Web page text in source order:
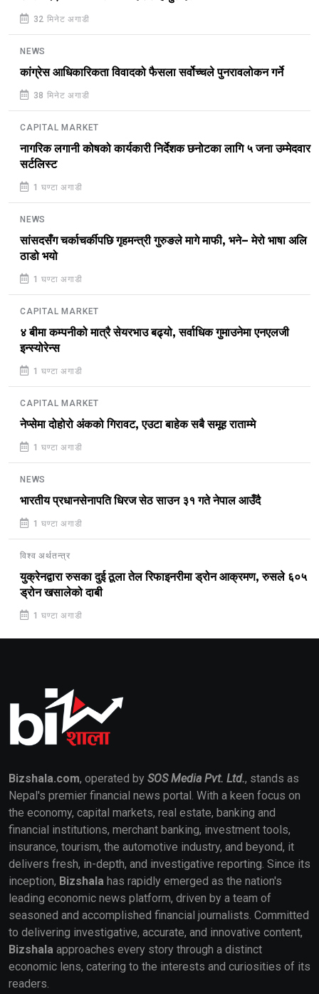
32 मिनेट अगाडी
NEWS
कांग्रेस आधिकारिकता विवादको फैसला सर्वोच्चले पुनरावलोकन गर्ने
38 मिनेट अगाडी
CAPITAL MARKET
नागरिक लगानी कोषको कार्यकारी निर्देशक छनोटका लागि ५ जना उम्मेदवार
सर्टलिस्ट
1 घण्टा अगाडी
NEWS
सांसदसँग चर्काचर्कीपछि गृहमन्त्री गुरुङले मागे माफी, भने– मेरो भाषा अलि
ठाडो भयो
1 घण्टा अगाडी
CAPITAL MARKET
४ बीमा कम्पनीको मात्रै सेयरभाउ बढ्यो, सर्वाधिक गुमाउनेमा एनएलजी
इन्स्योरेन्स
1 घण्टा अगाडी
CAPITAL MARKET
नेप्सेमा दोहोरो अंकको गिरावट, एउटा बाहेक सबै समूह राताम्मे
1 घण्टा अगाडी
NEWS
भारतीय प्रधानसेनापति धिरज सेठ साउन ३१ गते नेपाल आउँदै
1 घण्टा अगाडी
विश्व अर्थतन्त्र
युक्रेनद्वारा रुसका दुई ठूला तेल रिफाइनरीमा ड्रोन आक्रमण, रुसले ६०५
ड्रोन खसालेको दाबी
1 घण्टा अगाडी
Bizshala.com, operated by SOS Media Pvt. Ltd., stands as
Nepal's premier financial news portal. With a keen focus on
the economy, capital markets, real estate, banking and
financial institutions, merchant banking, investment tools,
insurance, tourism, the automotive industry, and beyond, it
delivers fresh, in-depth, and investigative reporting. Since its
inception, Bizshala has rapidly emerged as the nation's
leading economic news platform, driven by a team of
seasoned and accomplished financial journalists. Committed
to delivering investigative, accurate, and innovative content,
Bizshala approaches every story through a distinct
economic lens, catering to the interests and curiosities of its
readers.